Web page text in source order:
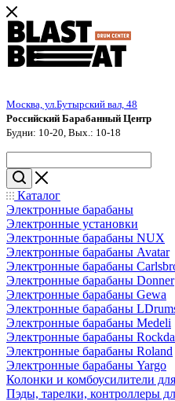
Москва, ул.Бутырский вал, 48
Российский Барабанный Центр
Будни: 10-20, Вых.: 10-18
Каталог
Электронные барабаны
Электронные установки
Электронные барабаны NUX
Электронные барабаны Avatar
Электронные барабаны
Электронные барабаны Donner
Электронные барабаны Gewa
Электронные барабаны
Электронные барабаны Medeli
Электронные барабаны
Электронные барабаны Roland
Электронные барабаны Yargo
Колонки и комбоусилители
Пэды, тарелки, контроллеры